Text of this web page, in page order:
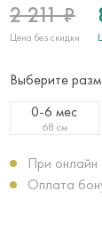
2 211 ₽
Цена без скидки
Выберите
0-6 мес
68 см
При онлайн
Оплата